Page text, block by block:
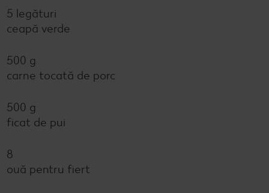
5 legături
ceapă verde
500 g
carne tocată de porc
500 g
ficat de pui
8
ouă pentru fiert